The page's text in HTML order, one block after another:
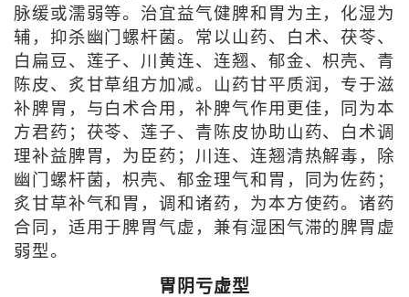
脉缓或濡弱等。治宜益气健脾和胃为主，化湿为
辅，抑杀幽门螺杆菌。常以山药、白术、茯苓、
白扁豆、莲子、川黄连、连翘、郁金、枳壳、青
陈皮、炙甘草组方加减。山药甘平质润，专于滋
补脾胃，与白术合用，补脾气作用更佳，同为本
方君药；茯苓、莲子、青陈皮协助山药、白术调
理补益脾胃，为臣药；川连、连翘清热解毒，除
幽门螺杆菌，枳壳、郁金理气和胃，同为佐药；
炙甘草补气和胃，调和诸药，为本方使药。诸药
合同，适用于脾胃气虚，兼有湿困气滞的脾胃虚
弱型。
胃阴亏虚型